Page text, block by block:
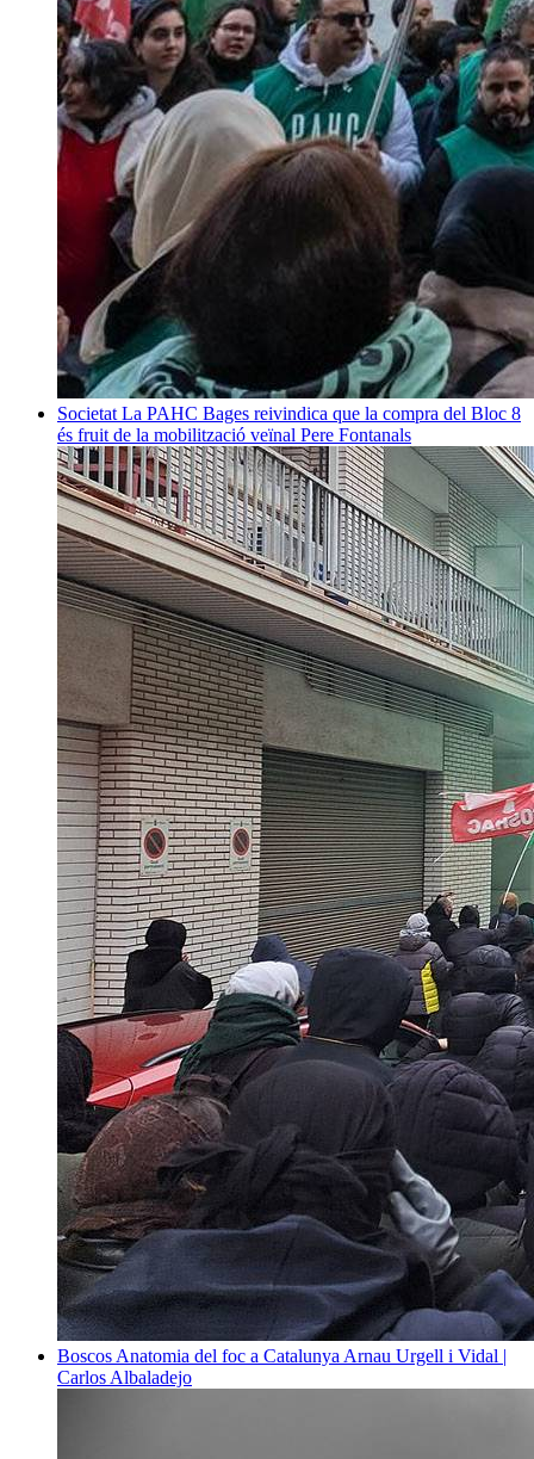
Societat La PAHC Bages reivindica que la compra del Bloc 8
és fruit de la mobilització veïnal Pere Fontanals
Boscos Anatomia del foc a Catalunya Arnau Urgell i Vidal |
Carlos Albaladejo